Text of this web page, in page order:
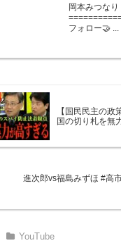
岡本みつな
フォロー🤝 ...
【国民民主の
国の切り札を無
進次郎vs福島みずほ #高
YouTube